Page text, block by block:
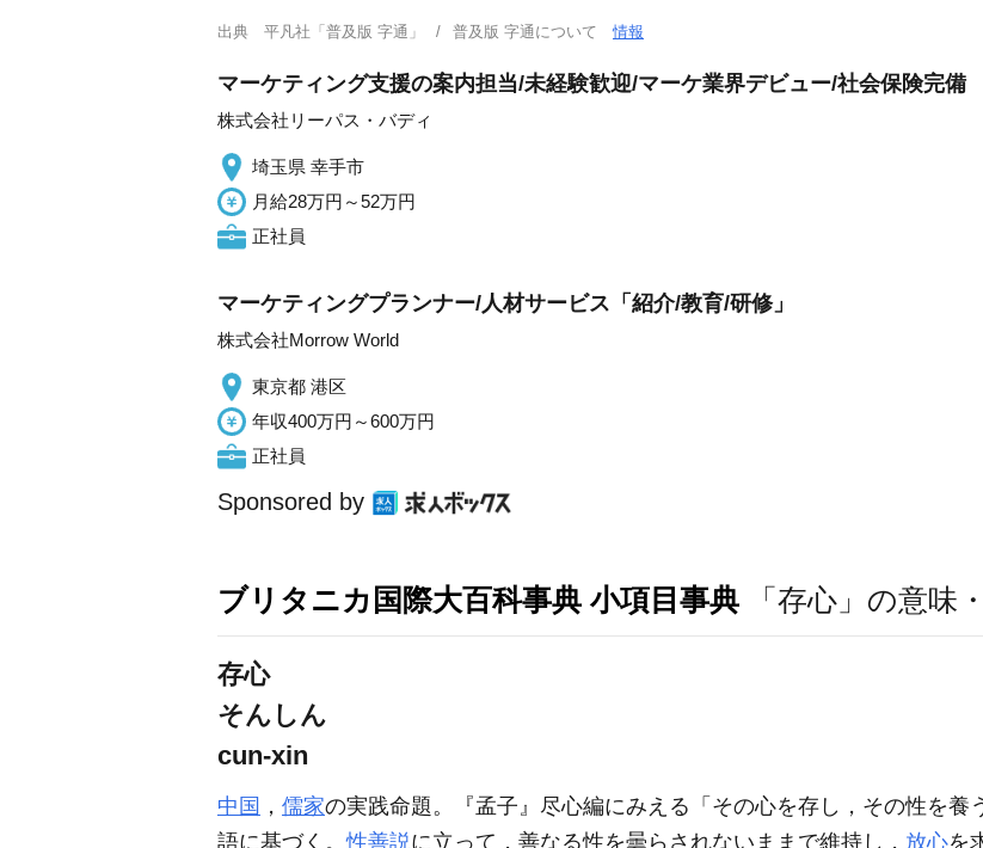
出典 平凡社「普及版 字通」 普及版 字通について情報
マーケティング支援の案内担当/未経験歓迎/マーケ業界デビュー/社会保険完備
株式会社リーパス・バディ
埼玉県 幸手市
月給28万円～52万円
正社員
マーケティングプランナー/人材サービス「紹介/教育/研修」
株式会社Morrow World
東京都 港区
年収400万円～600万円
正社員
Sponsored by
ブリタニカ国際大百科事典 小項目事典 「存心」の意味
存心
そんしん
cun-xin
中国 ， 儒家の実践命題。『孟子』尽心編にみえる「その心を存し，その性を養
語に基づく。性善説に立って，善なる性を曇らされないままで維持し， 放心を